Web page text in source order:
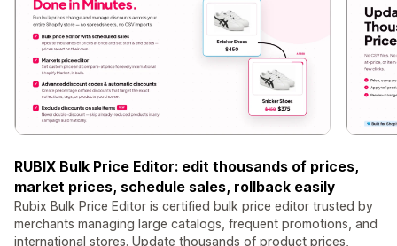
RUBIX Bulk Price Editor: edit thousands of prices,
market prices, schedule sales, rollback easily
Rubix Bulk Price Editor is certified bulk price editor trusted by
merchants managing large catalogs, frequent promotions, and
international stores. Update thousands of product prices,